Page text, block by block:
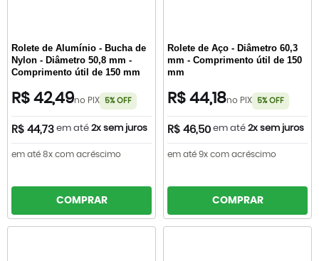
Rolete de Alumínio - Bucha de
Nylon - Diâmetro 50,8 mm -
Comprimento útil de 150 mm
R$ 42,49no PIX 5% OFF
R$ 44,73 em até 2x sem juros
em até 8x com acréscimo
COMPRAR
Rolete de Aço - Diâmetro 60,3
mm - Comprimento útil de 150
mm
R$ 44,18no PIX 5% OFF
R$ 46,50 em até 2x sem juros
em até 9x com acréscimo
COMPRAR